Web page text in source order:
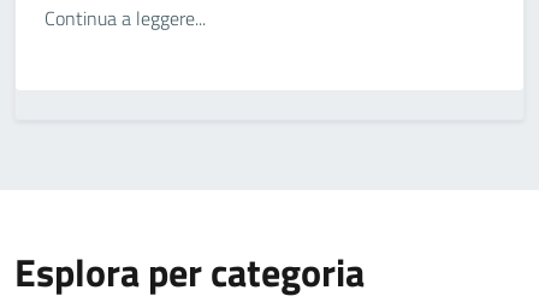
Continua a leggere...
Esplora per categoria